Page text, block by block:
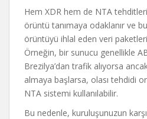
Hem XDR hem de NTA
örüntü tanımaya odaklanır ve
örüntüyü ihlal eden veri
Örneğin, bir sunucu genellikle
Brezilya’dan trafik alıyorsa
almaya başlarsa, olası tehdidi
NTA sistemi kullanılabilir.
Bu nedenle, kuruluşunuzun